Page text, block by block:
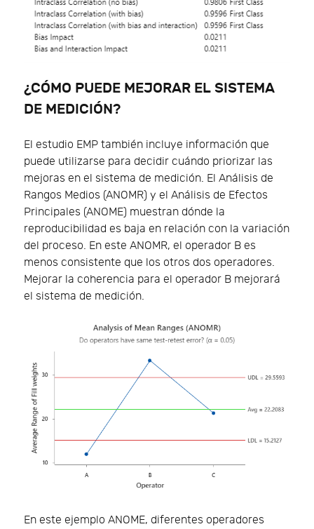
¿CÓMO PUEDE MEJORAR EL SISTEMA
DE MEDICIÓN?
El estudio EMP también incluye información que
puede utilizarse para decidir cuándo priorizar las
mejoras en el sistema de medición. El Análisis de
Rangos Medios (ANOMR) y el Análisis de Efectos
Principales (ANOME) muestran dónde la
reproducibilidad es baja en relación con la variación
del proceso. En este ANOMR, el operador B es
menos consistente que los otros dos operadores.
Mejorar la coherencia para el operador B mejorará
el sistema de medición.
En este ejemplo ANOME, diferentes operadores